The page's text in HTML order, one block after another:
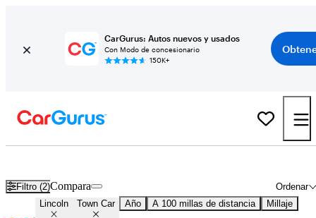
CarGurus: Autos nuevos y usados
Con Modo de concesionario
150K+
Filtro (2) Ordenar
Compara
Lincoln Town Car Año A 100 millas de distancia Millaje